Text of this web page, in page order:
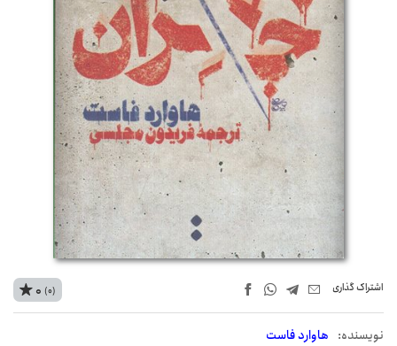
اشتراک‌ گذاری
نويسنده: هاوارد فاست
0 (0)